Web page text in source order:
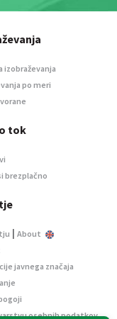
izobraževanja
po meri
tok
brezplačno
| About
javnega značaja
osebnih podatkov